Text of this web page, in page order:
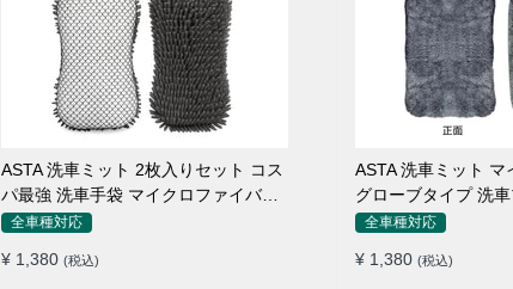
ASTA 洗車ミット 2枚入りセット コス
パ最強 洗車手袋 マイクロファイバー
製 洗車グッズ 車 バイク 自転車用 洗
全車種対応
¥ 1,380 (税込)
ASTA 洗車ミット
グローブタイプ 洗
止 高吸水 車 バイク
全車種対応
¥ 1,380 (税込)